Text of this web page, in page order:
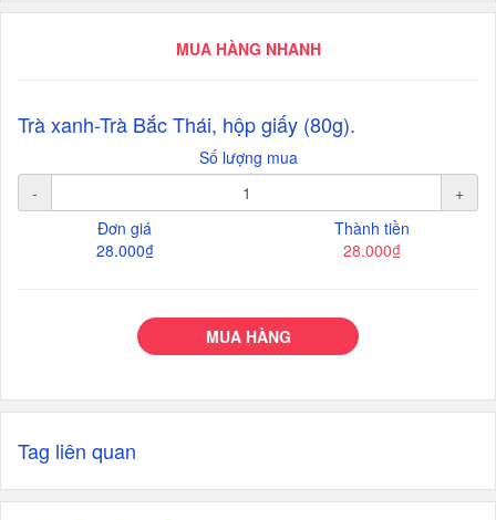
MUA HÀNG NHANH
Trà xanh-Trà Bắc Thái, hộp giấy (80g).
Số lượng mua
-
+
Đơn giá
28.000₫
Thành tiền
28.000₫
MUA HÀNG
Tag liên quan